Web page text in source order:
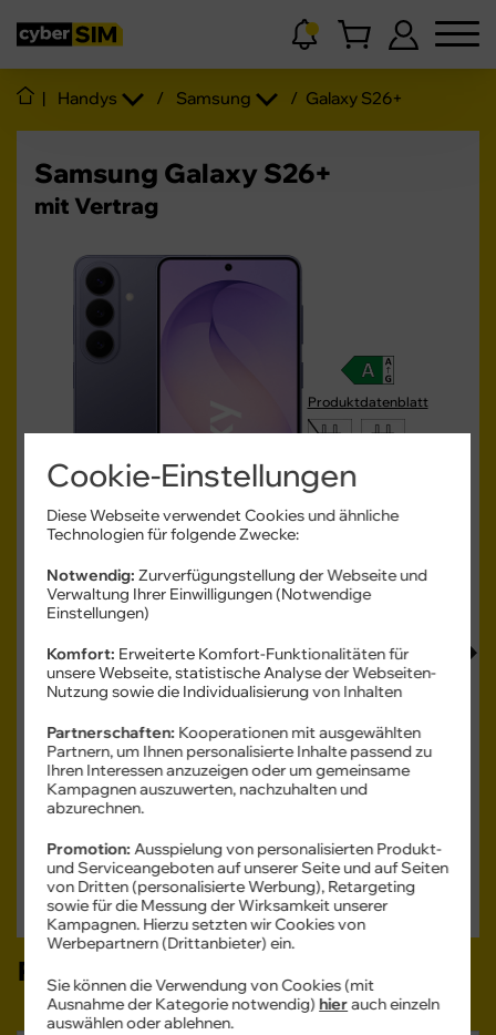
| Handys / Samsung / Galaxy S26+
Samsung Galaxy S26+
mit Vertrag
Produktdatenblatt
Produkt- und Sicherheitsinformationen
Farbe -Cobalt Violet
Speicher -512 GB
Verfügbarkeit -Sofort lieferbar
Auf Wunsch Handyversicherung ab 3,99 €
Passendes Zubehör:
Cookie-Einstellungen
Diese Webseite verwendet Cookies und ähnliche
Technologien für folgende Zwecke:
Notwendig: Zurverfügungstellung der Webseite und
Verwaltung Ihrer Einwilligungen (Notwendige
Einstellungen)
Komfort: Erweiterte Komfort-Funktionalitäten für
unsere Webseite, statistische Analyse der Webseiten-
Nutzung sowie die Individualisierung von Inhalten
Partnerschaften: Kooperationen mit ausgewählten
Partnern, um Ihnen personalisierte Inhalte passend zu
Ihren Interessen anzuzeigen oder um gemeinsame
Kampagnen auszuwerten, nachzuhalten und
abzurechnen.
Promotion:Ausspielung von personalisierten Produkt-
und Serviceangeboten auf unserer Seite und auf Seiten
von Dritten (personalisierte Werbung), Retargeting
sowie für die Messung der Wirksamkeit unserer
Kampagnen. Hierzu setzten wir Cookies von
Werbepartnern (Drittanbieter) ein.
Sie können die Verwendung von Cookies (mit
Ausnahme der Kategorie notwendig)hierauch einzeln
auswählen oder ablehnen.